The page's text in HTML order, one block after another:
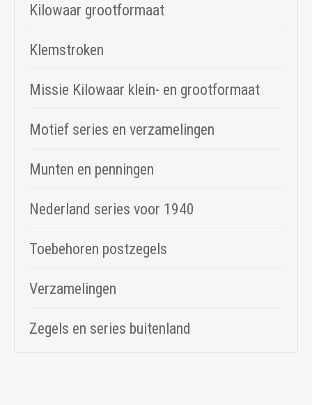
Kilowaar grootformaat
Klemstroken
Missie Kilowaar klein- en grootformaat
Motief series en verzamelingen
Munten en penningen
Nederland series voor 1940
Toebehoren postzegels
Verzamelingen
Zegels en series buitenland